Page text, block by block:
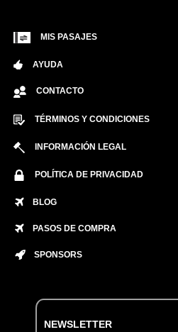
MIS PASAJES
AYUDA
CONTACTO
TÉRMINOS Y CONDICIONES
INFORMACIÓN LEGAL
POLÍTICA DE PRIVACIDAD
BLOG
PASOS DE COMPRA
SPONSORS
NEWSLETTER